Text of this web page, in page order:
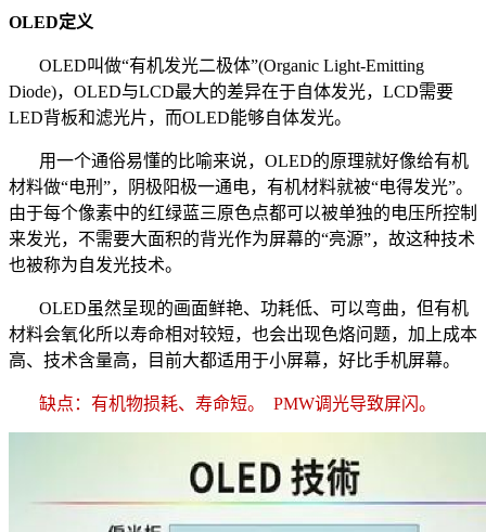
OLED定义
OLED叫做“有机发光二极体”(Organic Light-Emitting
Diode)，OLED与LCD最大的差异在于自体发光，LCD需要
LED背板和滤光片，而OLED能够自体发光。
用一个通俗易懂的比喻来说，OLED的原理就好像给有机
材料做“电刑”，阴极阳极一通电，有机材料就被“电得发光”。
由于每个像素中的红绿蓝三原色点都可以被单独的电压所控制
来发光，不需要大面积的背光作为屏幕的“亮源”，故这种技术
也被称为自发光技术。
OLED虽然呈现的画面鲜艳、功耗低、可以弯曲，但有机
材料会氧化所以寿命相对较短，也会出现色烙问题，加上成本
高、技术含量高，目前大都适用于小屏幕，好比手机屏幕。
缺点：有机物损耗、寿命短。 PMW调光导致屏闪。